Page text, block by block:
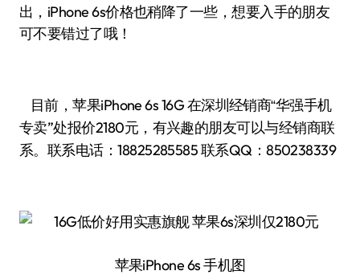
出，iPhone 6s价格也稍降了一些，想要入手的朋友
可不要错过了哦！
目前，苹果iPhone 6s 16G 在深圳经销商“华强手机
专卖”处报价2180元， 有兴趣的朋友可以与经销商联
系。联系电话：18825285585联系QQ：850238339
苹果iPhone 6s 手机图